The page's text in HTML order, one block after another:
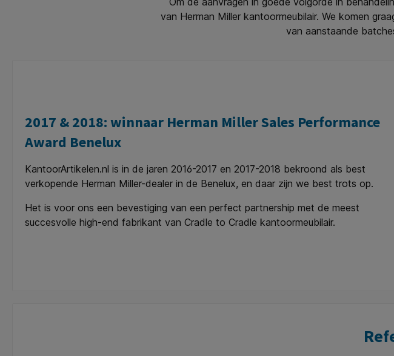
van Herman Miller kantoormeubilair. We komen
van aanstaande
2017 & 2018: winnaar Herman Miller Sales Performance
Award Benelux
KantoorArtikelen.nl is in de jaren 2016-2017 en 2017-2018 bekroond als best
verkopende Herman Miller-dealer in de Benelux, en daar zijn we best trots op.
Het is voor ons een bevestiging van een perfect partnership met de meest
succesvolle high-end fabrikant van Cradle to Cradle kantoormeubilair.